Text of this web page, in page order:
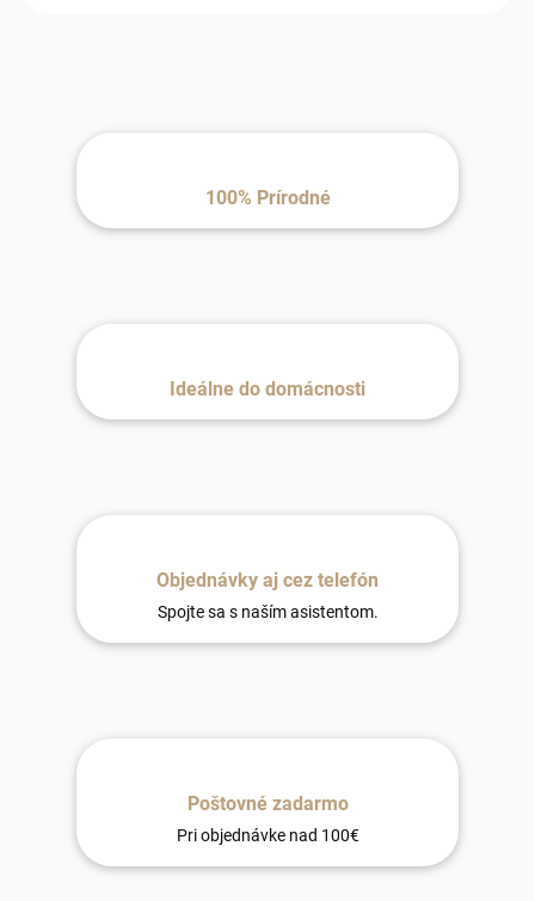
100% Prírodné
Ideálne do domácnosti
Objednávky aj cez telefón
Spojte sa s naším asistentom.
Poštovné zadarmo
Pri objednávke nad 100€